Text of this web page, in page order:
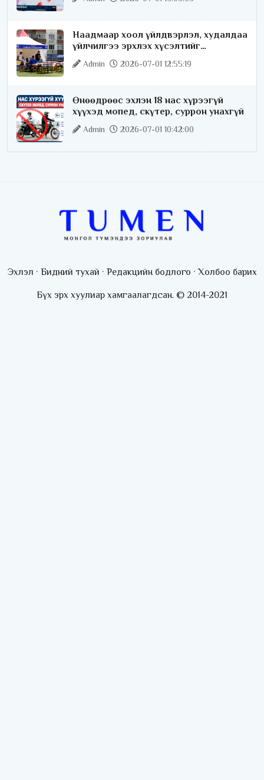
Наадмаар хоол үйлдвэрлэл, худалдаа
үйлчилгээ эрхлэх хүсэлтийг
license.mn сайтаар авч байна
Admin 2026-07-01 12:55:19
Өнөөдрөөс эхлэн 18 нас хүрээгүй
хүүхэд мопед, скүтер, суррон унахгүй
Admin 2026-07-01 10:42:00
Эхлэл · Бидний тухай · Редакцийн бодлого ·Холбоо барих
Бүх эрх хуулиар хамгаалагдсан. © 2014-2021